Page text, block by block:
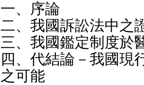
一、序論
二、我國訴訟法中之
三、我國鑑定制度於
四、代結論－我國現
之可能